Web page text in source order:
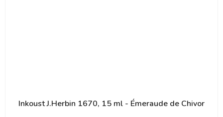
Inkoust J.Herbin 1670, 15 ml - Émeraude de Chivor